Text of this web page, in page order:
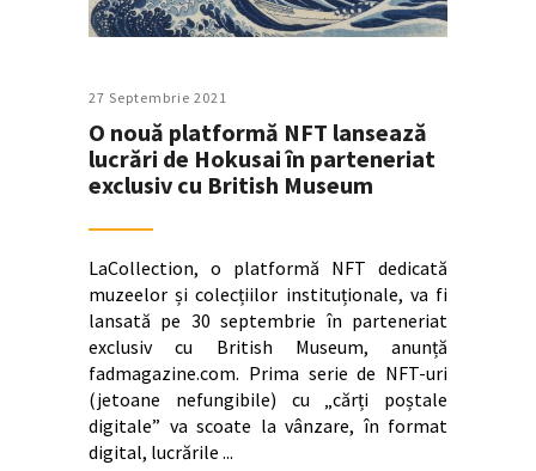
27 Septembrie 2021
O nouă platformă NFT lansează
lucrări de Hokusai în parteneriat
exclusiv cu British Museum
LaCollection, o platformă NFT dedicată
muzeelor și colecțiilor instituționale, va fi
lansată pe 30 septembrie în parteneriat
exclusiv cu British Museum, anunță
fadmagazine.com. Prima serie de NFT-uri
(jetoane nefungibile) cu „cărți poștale
digitale” va scoate la vânzare, în format
digital, lucrările